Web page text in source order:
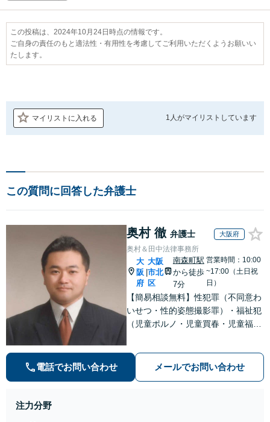
この投稿は、2024年10月24日時点の情報です。
ご自身の責任のもと適法性・有用性を考慮してご利用いただくようお願いい
たします。
マイリストに入れる 1人がマイリストしています
この質問に回答した弁護士
奥村 徹 弁護士 大阪府
奥村＆田中法律事務所
大
阪
府
大阪
市北
区
南森町駅
から徒歩
7分
営業時間：10:00
~17:00（土日祝
日）
【簡易相談無料】性犯罪（不同意わ
いせつ・性的姿態撮影罪）・福祉犯
（児童ポルノ・児童買春・児童福祉
等）に非常に詳しい弁護士です
電話でお問い合わせ メールでお問い合わせ
注力分野